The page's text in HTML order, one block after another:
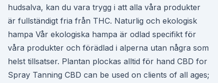
hudsalva, kan du vara trygg i att alla våra produkter
är fullständigt fria från THC. Naturlig och ekologisk
hampa Vår ekologiska hampa är odlad specifikt för
våra produkter och förädlad i alperna utan några som
helst tillsatser. Plantan plockas alltid för hand CBD for
Spray Tanning CBD can be used on clients of all ages;